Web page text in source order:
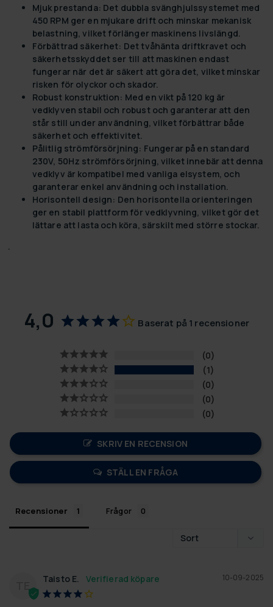
Mjuk prestanda: Det dubbla svänghjulssystemet med
450 RPM ger en mjukare drift och minskar mekanisk
belastning, vilket förlänger maskinens livslängd.
Förbättrad säkerhet: Det tvåhänta driftkravet och
säkerhetsskyddet ser till att maskinen endast
fungerar när det är säkert att göra det, vilket minskar
risken för olyckor och skador.
Robust konstruktion: Med en vikt på 120 kg är
vedklyven stabil och robust och garanterar att den
står still under användning, vilket förbättrar både
säkerhet och effektivitet.
Pålitlig strömförsörjning: Fungerar på en standard
230V, 50Hz strömförsörjning, vilket innebär att denna
vedklyv är kompatibel med vanliga elsystem, och
garanterar enkel användning och installation.
Horisontell design: Den horisontella orienteringen
ger en stabil plattform för vedklyvning, vilket gör det
lättare att lasta och köra, särskilt med större stockar.
.
4,0 Baserat på 1 recensioner
0
1
0
0
0
SKRIV EN RECENSION
STÄLL EN FRÅGA
Recensioner Frågor
TE
10-09-2025
Taisto E.